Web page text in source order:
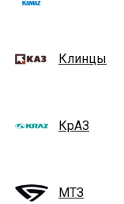
Клинцы
КрАЗ
МТЗ